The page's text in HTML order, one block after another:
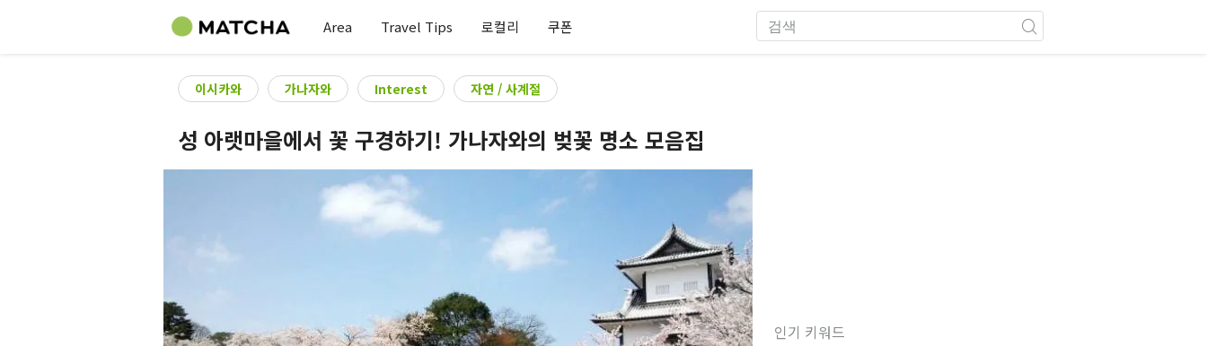
Area Travel Tips 로컬리 쿠폰
이시카와 가나자와 Interest 자연 / 사계절
성 아랫마을에서 꽃 구경하기! 가나자와의 벚꽃 명소 모음집
인기 키워드